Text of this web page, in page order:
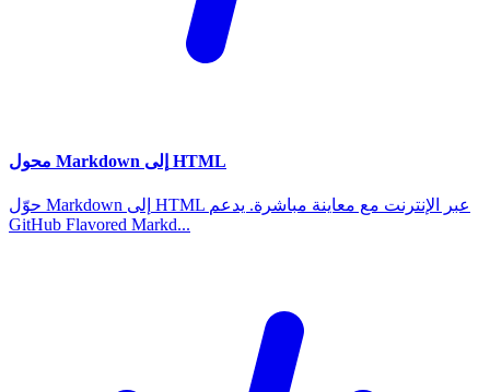
محول Markdown إلى HTML
حوّل Markdown إلى HTML عبر الإنترنت مع معاينة مباشرة. يدعم
GitHub Flavored Markd...